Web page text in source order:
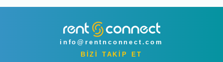
info@rentnconnect.com
BİZİ TAKİP ET